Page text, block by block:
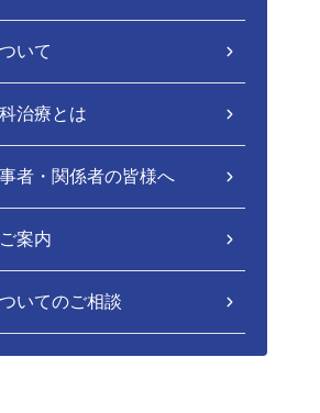
いて
治療とは
者・関係者の皆様へ
案内
いてのご相談